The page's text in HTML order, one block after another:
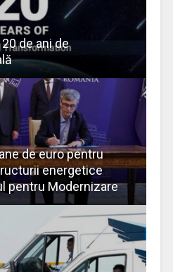
de ani de
de euro pentru
energetice
pentru Modernizare